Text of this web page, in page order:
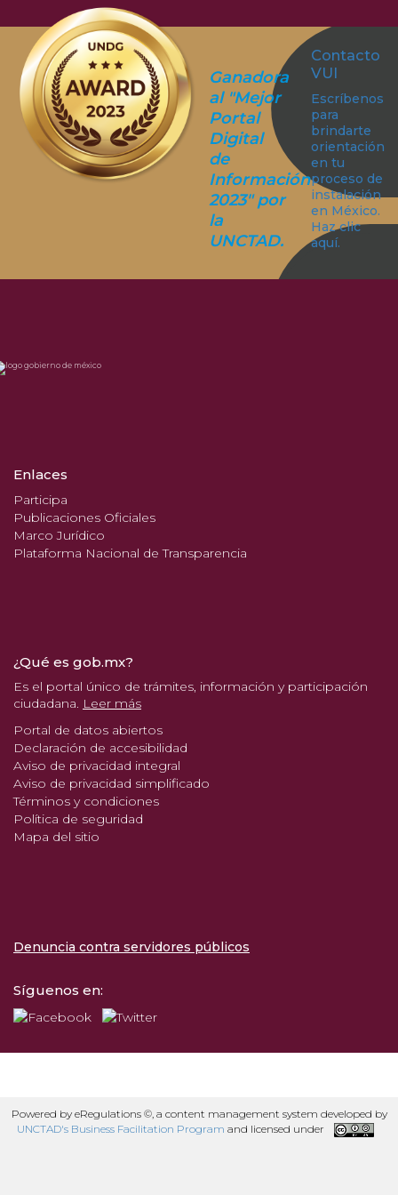
Ganadora
al "Mejor
Portal
Digital
de
Información
2023" por
la
UNCTAD.
Contacto
VUI
Escríbenos
para
brindarte
orientación
en tu
proceso de
instalación
en México.
Haz clic
aquí.
Enlaces
Participa
Publicaciones Oficiales
Marco Jurídico
Plataforma Nacional de Transparencia
¿Qué es gob.mx?
Es el portal único de trámites, información y participación
ciudadana. Leer más
Portal de datos abiertos
Declaración de accesibilidad
Aviso de privacidad integral
Aviso de privacidad simplificado
Términos y condiciones
Política de seguridad
Mapa del sitio
Denuncia contra servidores públicos
Síguenos en:
Powered by eRegulations ©, a content management system developed by
UNCTAD's Business Facilitation Program and licensed under